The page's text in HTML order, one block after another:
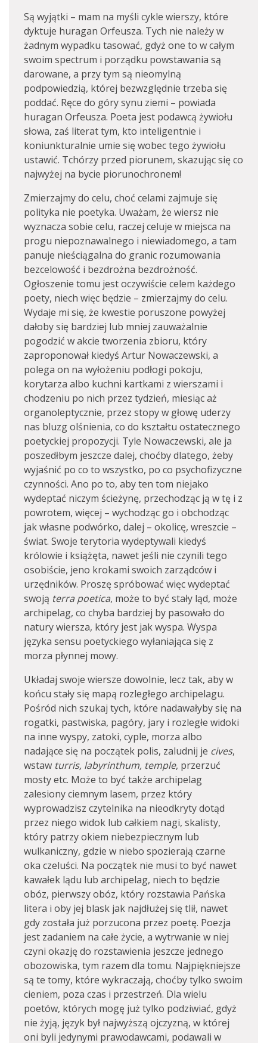
Są wyjątki – mam na myśli cykle wierszy, które
dyktuje huragan Orfeusza. Tych nie należy w
żadnym wypadku tasować, gdyż one to w całym
swoim spectrum i porządku powstawania są
darowane, a przy tym są nieomylną
podpowiedzią, której bezwzględnie trzeba się
poddać. Ręce do góry synu ziemi – powiada
huragan Orfeusza. Poeta jest podawcą żywiołu
słowa, zaś literat tym, kto inteligentnie i
koniunkturalnie umie się wobec tego żywiołu
ustawić. Tchórzy przed piorunem, skazując się co
najwyżej na bycie piorunochronem!
Zmierzajmy do celu, choć celami zajmuje się
polityka nie poetyka. Uważam, że wiersz nie
wyznacza sobie celu, raczej celuje w miejsca na
progu niepoznawalnego i niewiadomego, a tam
panuje nieściągalna do granic rozumowania
bezcelowość i bezdrożna bezdrożność.
Ogłoszenie tomu jest oczywiście celem każdego
poety, niech więc będzie – zmierzajmy do celu.
Wydaje mi się, że kwestie poruszone powyżej
dałoby się bardziej lub mniej zauważalnie
pogodzić w akcie tworzenia zbioru, który
zaproponował kiedyś Artur Nowaczewski, a
polega on na wyłożeniu podłogi pokoju,
korytarza albo kuchni kartkami z wierszami i
chodzeniu po nich przez tydzień, miesiąc aż
organoleptycznie, przez stopy w głowę uderzy
nas bluzg olśnienia, co do kształtu ostatecznego
poetyckiej propozycji. Tyle Nowaczewski, ale ja
poszedłbym jeszcze dalej, choćby dlatego, żeby
wyjaśnić po co to wszystko, po co psychofizyczne
czynności. Ano po to, aby ten tom niejako
wydeptać niczym ścieżynę, przechodząc ją w tę i z
powrotem, więcej – wychodząc go i obchodząc
jak własne podwórko, dalej – okolicę, wreszcie –
świat. Swoje terytoria wydeptywali kiedyś
królowie i książęta, nawet jeśli nie czynili tego
osobiście, jeno krokami swoich zarządców i
urzędników. Proszę spróbować więc wydeptać
swoją terra poetica, może to być stały ląd, może
archipelag, co chyba bardziej by pasowało do
natury wiersza, który jest jak wyspa. Wyspa
języka sensu poetyckiego wyłaniająca się z
morza płynnej mowy.
Układaj swoje wiersze dowolnie, lecz tak, aby w
końcu stały się mapą rozległego archipelagu.
Pośród nich szukaj tych, które nadawałyby się na
rogatki, pastwiska, pagóry, jary i rozległe widoki
na inne wyspy, zatoki, cyple, morza albo
nadające się na początek polis, zaludnij je cives,
wstaw turris, labyrinthum, temple, przerzuć
mosty etc. Może to być także archipelag
zalesiony ciemnym lasem, przez który
wyprowadzisz czytelnika na nieodkryty dotąd
przez niego widok lub całkiem nagi, skalisty,
który patrzy okiem niebezpiecznym lub
wulkaniczny, gdzie w niebo spozierają czarne
oka czeluści. Na początek nie musi to być nawet
kawałek lądu lub archipelag, niech to będzie
obóz, pierwszy obóz, który rozstawia Pańska
litera i oby jej blask jak najdłużej się tlił, nawet
gdy została już porzucona przez poetę. Poezja
jest zadaniem na całe życie, a wytrwanie w niej
czyni okazję do rozstawienia jeszcze jednego
obozowiska, tym razem dla tomu. Najpiękniejsze
są te tomy, które wykraczają, choćby tylko swoim
cieniem, poza czas i przestrzeń. Dla wielu
poetów, których mogę już tylko podziwiać, gdyż
nie żyją, język był najwyższą ojczyzną, w której
oni byli jedynymi prawodawcami, podawali w